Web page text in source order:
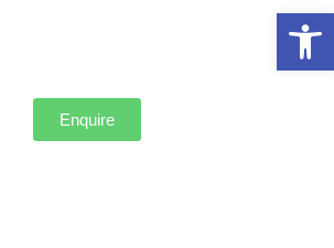
Enquire
פתח סרגל נגישות